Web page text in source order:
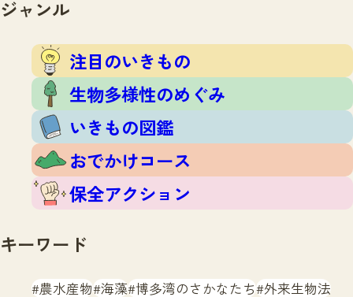
保全アクション
調査結果
ふくおかいきものマップ
マッチング
マッチングTOP
掲載申し込みフォーム
お問合せ
サイトマップ
ジャンル
注目のいきもの
生物多様性のめぐみ
いきもの図鑑
おでかけコース
保全アクション
キーワード
農水産物 海藻 博多湾のさかなたち 外来生物法